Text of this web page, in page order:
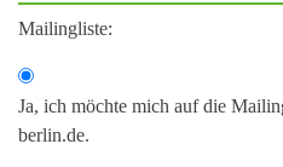
Mailingliste:
Ja, ich möchte mich auf die
berlin.de.